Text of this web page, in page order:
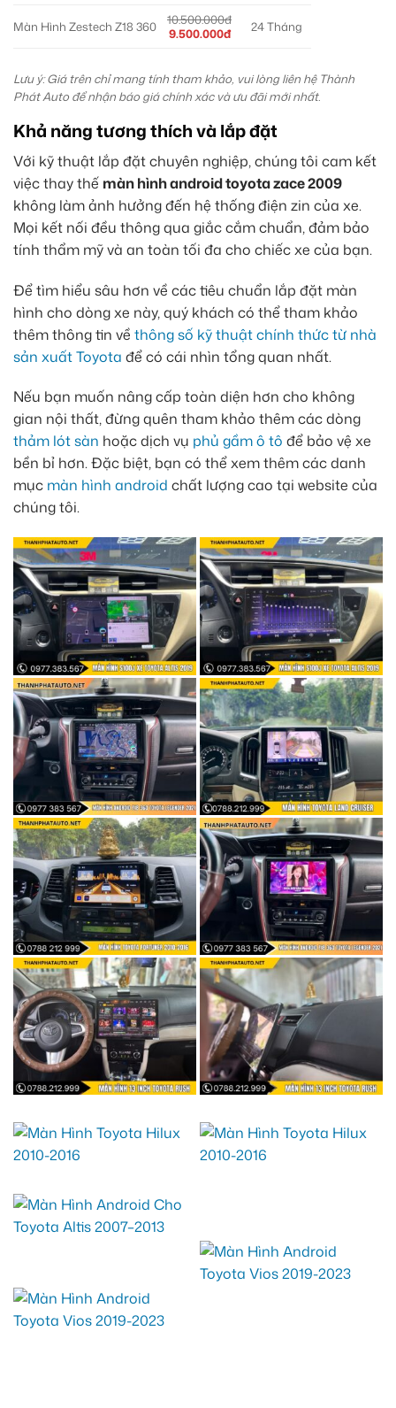
Màn Hình Zestech Z18 360
10.500.000đ
9.500.000đ
24 Tháng
Lưu ý: Giá trên chỉ mang tính tham khảo, vui lòng liên hệ Thành
Phát Auto để nhận báo giá chính xác và ưu đãi mới nhất.
Khả năng tương thích và lắp đặt
Với kỹ thuật lắp đặt chuyên nghiệp, chúng tôi cam kết
việc thay thế màn hình android toyota zace 2009
không làm ảnh hưởng đến hệ thống điện zin của xe.
Mọi kết nối đều thông qua giắc cắm chuẩn, đảm bảo
tính thẩm mỹ và an toàn tối đa cho chiếc xe của bạn.
Để tìm hiểu sâu hơn về các tiêu chuẩn lắp đặt màn
hình cho dòng xe này, quý khách có thể tham khảo
thêm thông tin về thông số kỹ thuật chính thức từ nhà
sản xuất Toyota để có cái nhìn tổng quan nhất.
Nếu bạn muốn nâng cấp toàn diện hơn cho không
gian nội thất, đừng quên tham khảo thêm các dòng
thảm lót sàn hoặc dịch vụ phủ gầm ô tô để bảo vệ xe
bền bỉ hơn. Đặc biệt, bạn có thể xem thêm các danh
mục màn hình android chất lượng cao tại website của
chúng tôi.